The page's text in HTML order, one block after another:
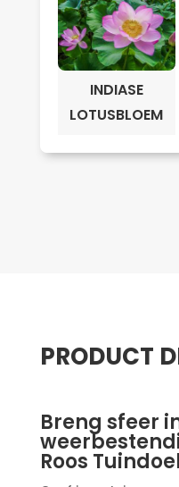
INDIASE
LOTUSBLOEM
PRODUCT
Breng sfeer
Roos